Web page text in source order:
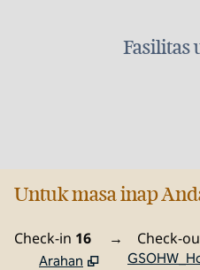
Fasilitas
PUSAT
Untuk masa inap
Check-in 16 → Check-
Arahan